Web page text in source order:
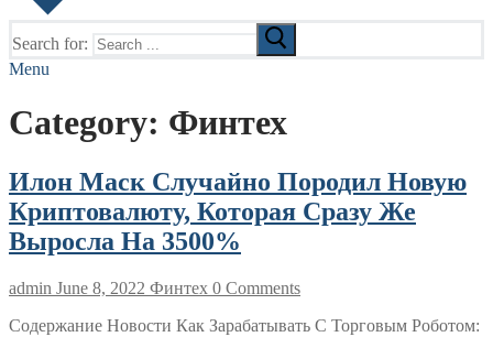
Search for:
Menu
Category: Финтех
Илон Маск Случайно Породил Новую
Криптовалюту, Которая Сразу Же
Выросла На 3500%
admin June 8, 2022 Финтех 0 Comments
Содержание Новости Как Зарабатывать С Торговым Роботом: